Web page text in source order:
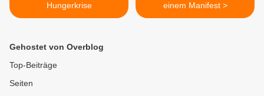
Hungerkrise
einem Manifest >
Gehostet von Overblog
Top-Beiträge
Seiten